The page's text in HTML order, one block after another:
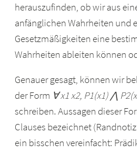
herauszufinden, ob wir aus
anfänglichen Wahrheiten und
Gesetzmäßigkeiten eine
Wahrheiten ableiten können
Genauer gesagt, können wir
der Form ∀ x1 x2, P1(x1) ⋀
schreiben. Aussagen dieser
Clauses bezeichnet
ein bisschen vereinfacht: